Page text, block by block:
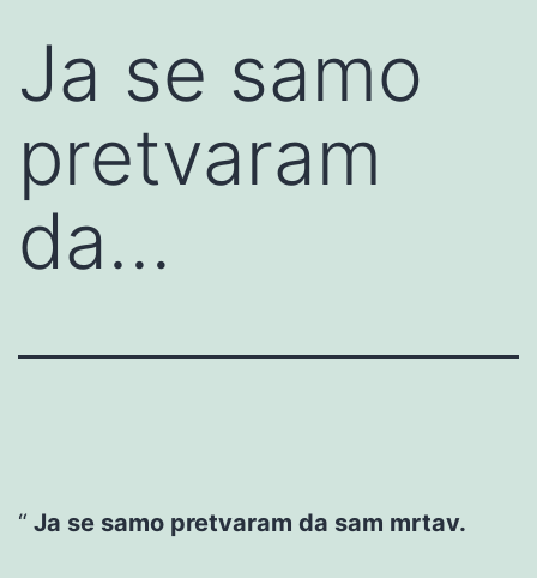
Ja se samo
pretvaram
da…
Ja se samo pretvaram da sam mrtav.